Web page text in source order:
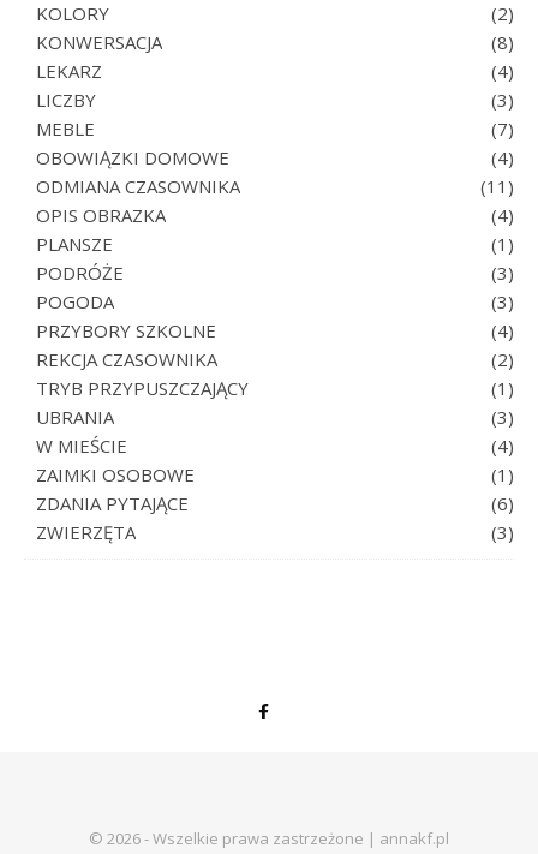
KOLORY
(2)
KONWERSACJA
(8)
LEKARZ
(4)
LICZBY
(3)
MEBLE
(7)
OBOWIĄZKI DOMOWE
(4)
ODMIANA CZASOWNIKA
(11)
OPIS OBRAZKA
(4)
PLANSZE
(1)
PODRÓŻE
(3)
POGODA
(3)
PRZYBORY SZKOLNE
(4)
REKCJA CZASOWNIKA
(2)
TRYB PRZYPUSZCZAJĄCY
(1)
UBRANIA
(3)
W MIEŚCIE
(4)
ZAIMKI OSOBOWE
(1)
ZDANIA PYTAJĄCE
(6)
ZWIERZĘTA
(3)
© 2026 - Wszelkie prawa zastrzeżone | annakf.pl